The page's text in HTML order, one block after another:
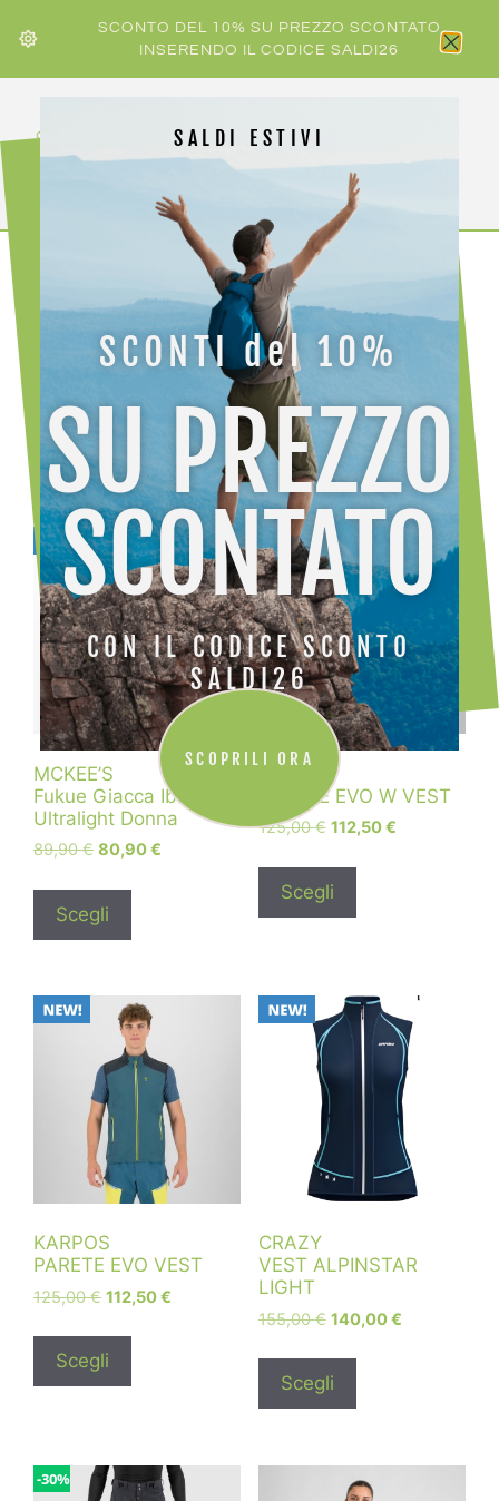
SCONTO DEL 10% SU PREZZO SCONTATO
INSERENDO IL CODICE SALDI26
/ Prodotti taggati “antivento”
antivento
Visualizzazione di 34 risultati
MCKEE’S
Fukue Giacca Ibrida
Ultralight Donna
89,90€ 80,90€
Scegli
KARPOS
PARETE EVO W VEST
125,00€ 112,50€
Scegli
KARPOS
PARETE EVO VEST
125,00€ 112,50€
Scegli
CRAZY
VEST ALPINSTAR
LIGHT
155,00€ 140,00€
Scegli
-30%
SALDI ESTIVI
SCONTI del 10%
SU PREZZO
SCONTATO
CON IL CODICE SCONTO
SALDI26
SCOPRILI ORA